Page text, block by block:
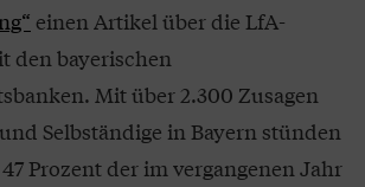
einen Artikel über die LfA-
den bayerischen
Mit über 2.300 Zusagen
Selbständige in Bayern stünden
Prozent der im vergangenen Jahr